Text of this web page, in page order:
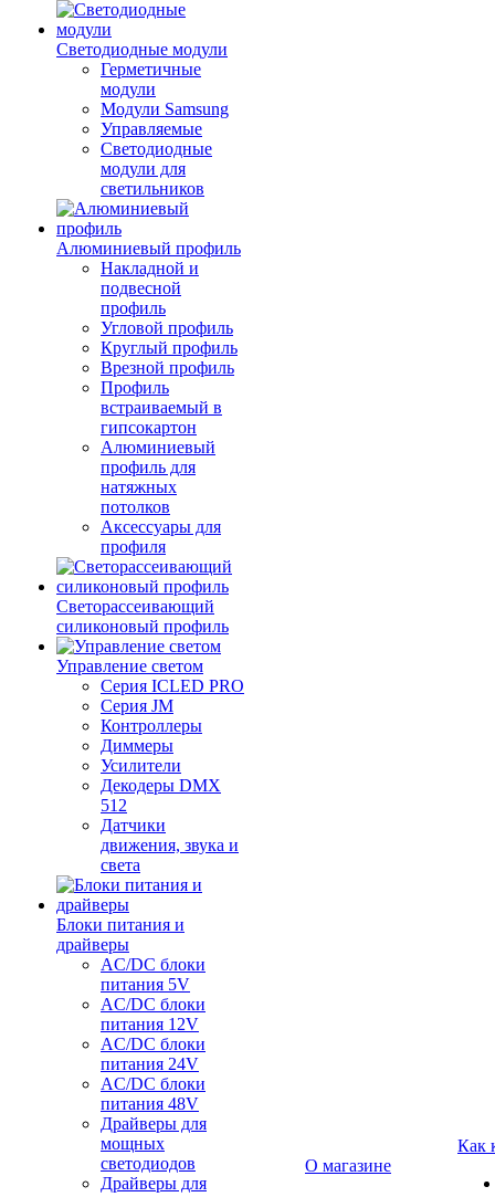
Светодиодные модули
Герметичные
модули
Модули Samsung
Управляемые
Светодиодные
модули для
светильников
Алюминиевый профиль
Накладной и
подвесной
профиль
Угловой профиль
Круглый профиль
Врезной профиль
Профиль
встраиваемый в
гипсокартон
Алюминиевый
профиль для
натяжных
потолков
Аксессуары для
профиля
Светорассеивающий
силиконовый профиль
Управление светом
Серия ICLED PRO
Серия JM
Контроллеры
Диммеры
Усилители
Декодеры DMX
512
Датчики
движения, звука и
света
Блоки питания и
драйверы
AC/DC блоки
питания 5V
AC/DC блоки
питания 12V
AC/DC блоки
питания 24V
AC/DC блоки
питания 48V
Драйверы для
мощных
светодиодов
Драйверы для
О магазине
Как